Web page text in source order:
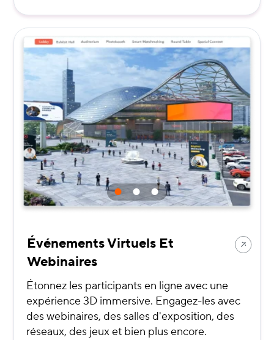
Événements Virtuels Et
Webinaires
Étonnez les participants en ligne avec une
expérience 3D immersive. Engagez-les avec
des webinaires, des salles d'exposition, des
réseaux, des jeux et bien plus encore.